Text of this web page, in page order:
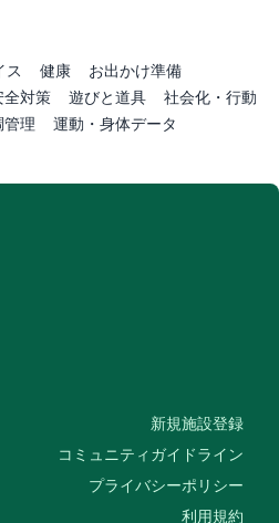
ス 健康
お出かけ準備
全対策 遊びと道具
社会化・行動
管理 運動・身体データ
新規施設登録
コミュニティガイドライン
プライバシーポリシー
利用規約